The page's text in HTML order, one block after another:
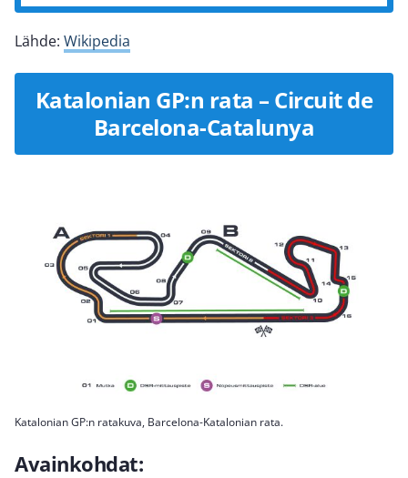
Lähde: Wikipedia
Katalonian GP:n rata – Circuit de
Barcelona-Catalunya
Katalonian GP:n ratakuva, Barcelona-Katalonian rata.
Avainkohdat: